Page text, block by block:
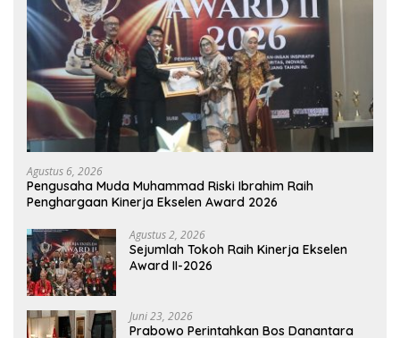
Agustus 6, 2026
Pengusaha Muda Muhammad Riski Ibrahim Raih
Penghargaan Kinerja Ekselen Award 2026
Agustus 2, 2026
Sejumlah Tokoh Raih Kinerja Ekselen
Award II-2026
Juni 23, 2026
Prabowo Perintahkan Bos Danantara